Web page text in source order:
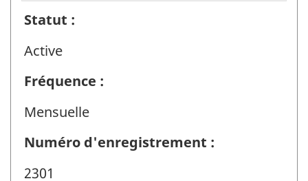
Statut :
Active
Fréquence :
Mensuelle
Numéro d'enregistrement :
2301